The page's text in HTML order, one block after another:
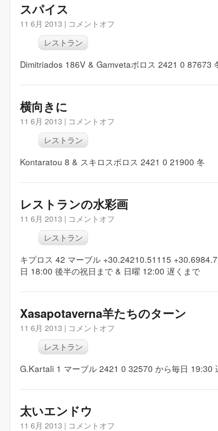
スパイス
11 6月 2013 | コメントオフ
レストラン
Dimitriados 186V & Gamvetaボロス 2421 0 87673
横向きに
11 6月 2013 | コメントオフ
レストラン
Kontaratou 8 & スキロスボロス 2421 0 21900 冬
レストランの水彩画
11 6月 2013 | コメントオフ
レストラン
キプロス 42 マーブル +30.24210.51115
日 18:00 後半の祝日まで & 日曜 12:00 遅くまで
Xasapotaverna羊たちのターン
11 6月 2013 | コメントオフ
レストラン
G.Kartali 1 マーブル 2421 0 32570 から毎日 19:30
太いエンドウ
11 6月 2013 | コメントオフ